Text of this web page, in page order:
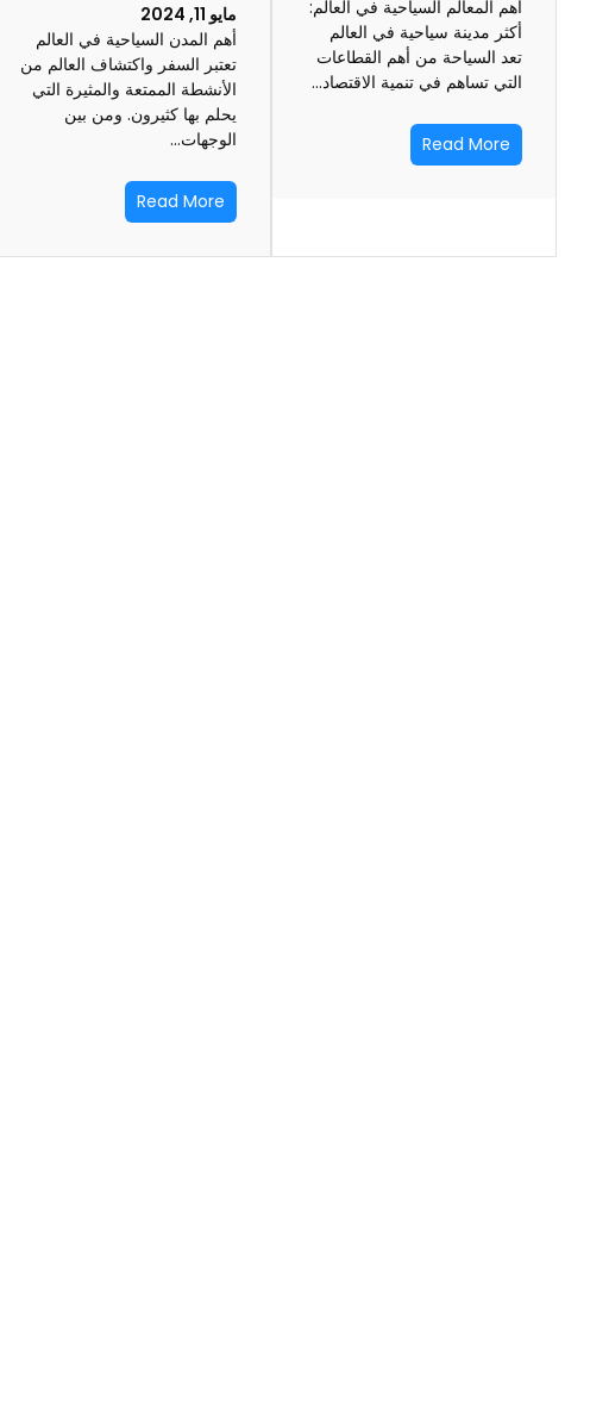
أهم المعالم السياحية في العالم:
أكثر مدينة سياحية في العالم
تعد السياحة من أهم القطاعات
التي تساهم في تنمية الاقتصاد…
Read More
مايو 11, 2024
أهم المدن السياحية في العالم
تعتبر السفر واكتشاف العالم من
الأنشطة الممتعة والمثيرة التي
يحلم بها كثيرون. ومن بين
الوجهات…
Read More